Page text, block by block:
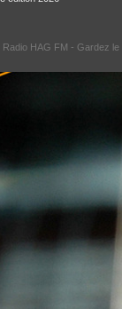
Radio HAG FM - Gardez le